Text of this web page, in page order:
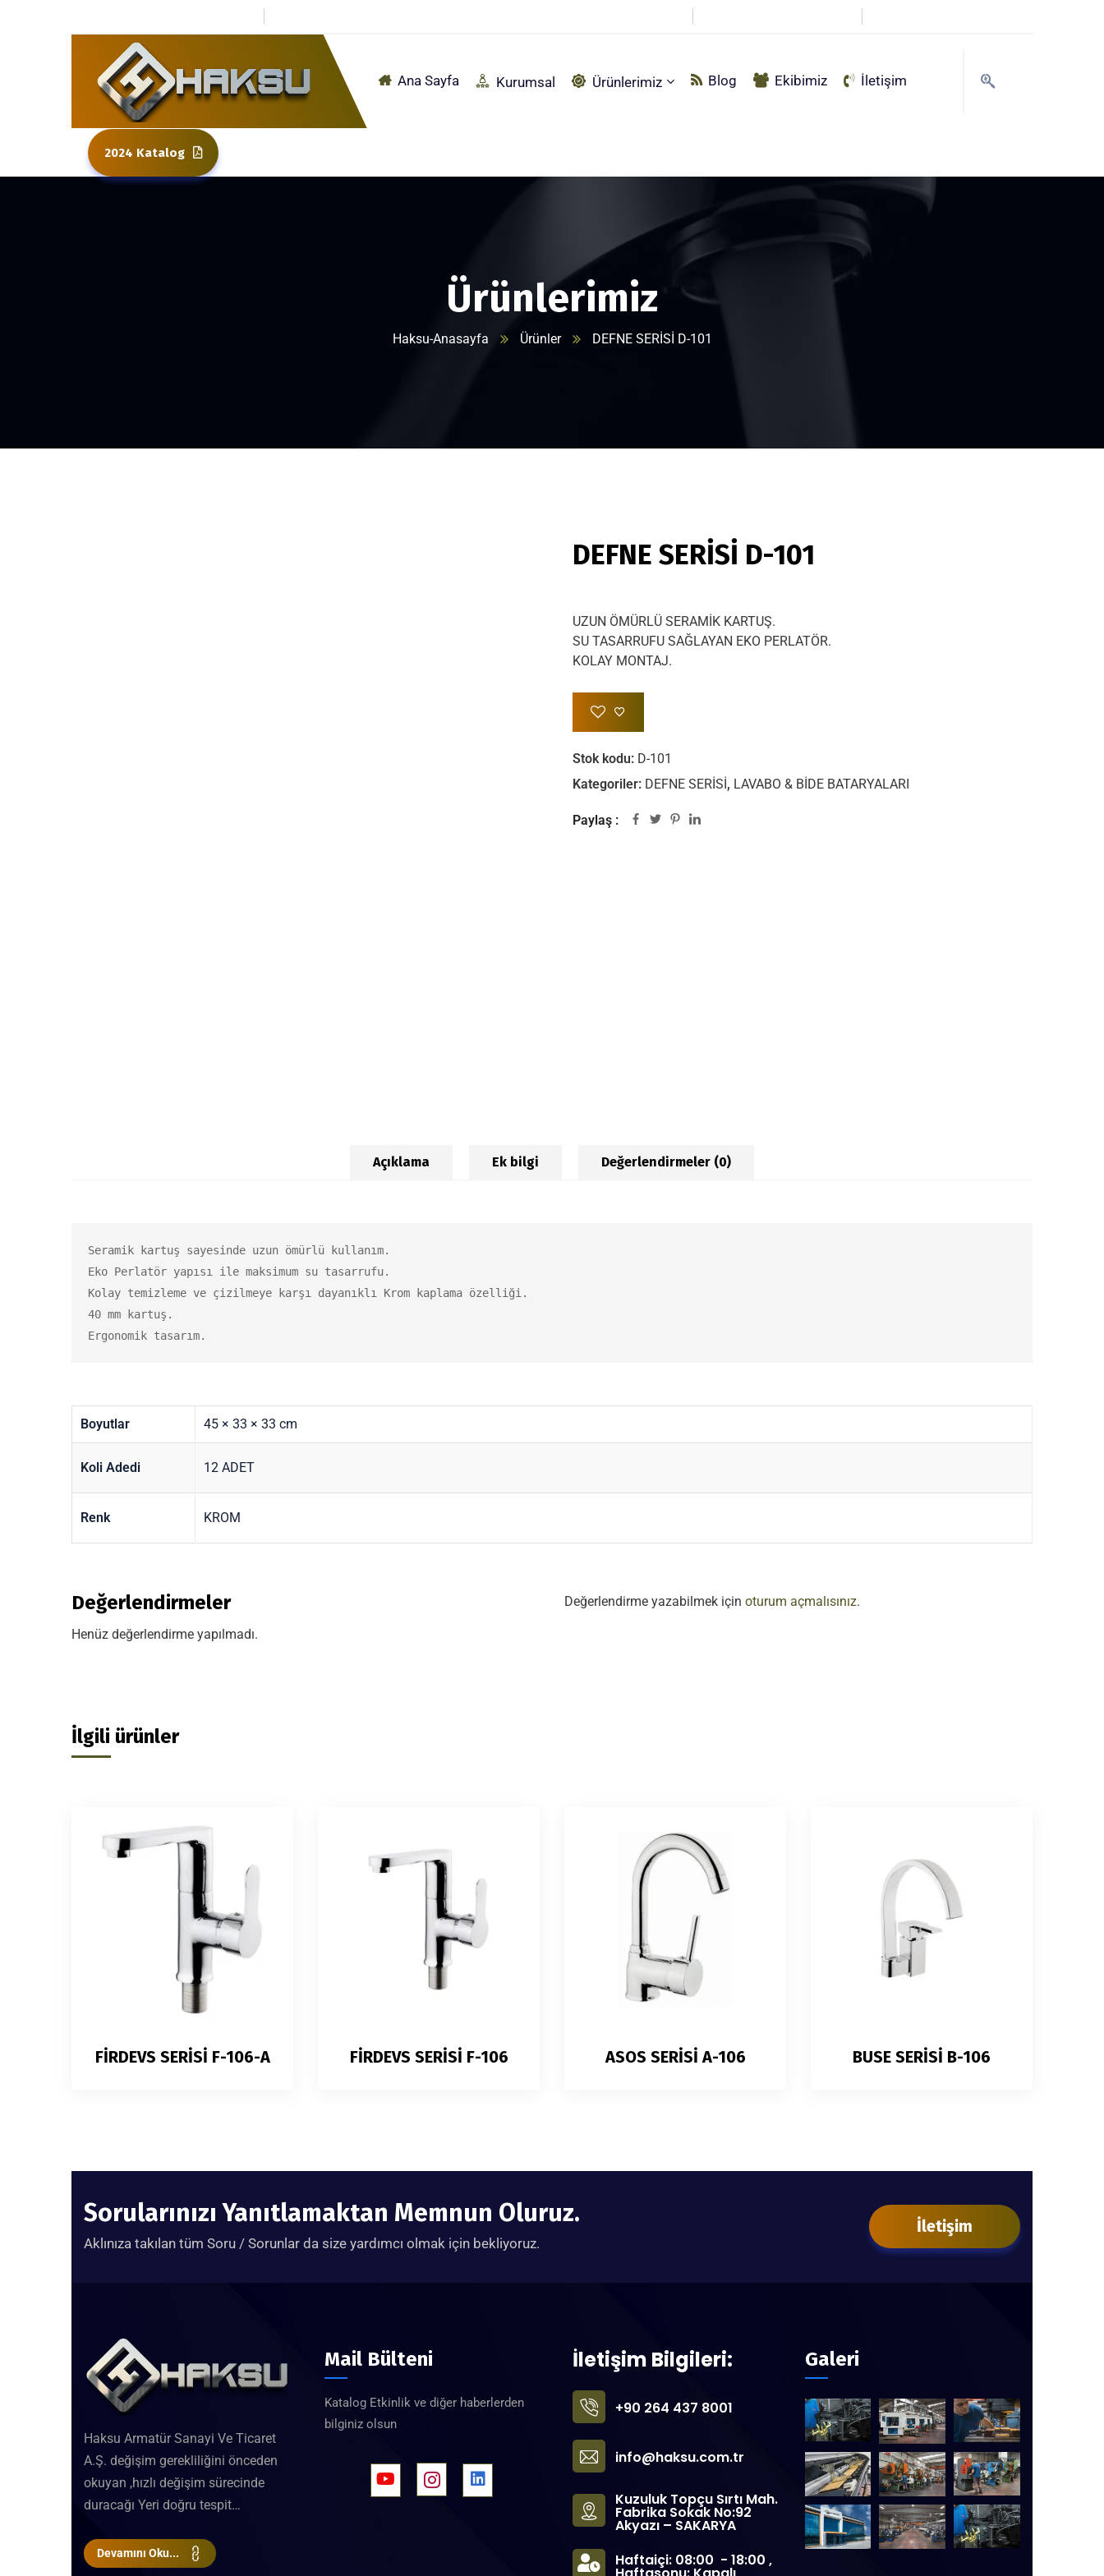
Ana Sayfa Kurumsal Ürünlerimiz Blog Ekibimiz İletişim
2024 Katalog
Ürünlerimiz
Haksu-Anasayfa Ürünler DEFNE SERİSİ D-101
DEFNE SERİSİ D-101
UZUN ÖMÜRLÜ SERAMİK KARTUŞ.
SU TASARRUFU SAĞLAYAN EKO PERLATÖR.
KOLAY MONTAJ.
Stok kodu: D-101
Kategoriler: DEFNE SERİSİ, LAVABO & BİDE BATARYALARI
Paylaş :
Açıklama Ek bilgi Değerlendirmeler (0)
Seramik kartuş sayesinde uzun ömürlü kullanım.
Eko Perlatör yapısı ile maksimum su tasarrufu.
Kolay temizleme ve çizilmeye karşı dayanıklı Krom kaplama özelliği.
40 mm kartuş.
Ergonomik tasarım.
Boyutlar 45 × 33 × 33 cm
Koli Adedi 12 ADET
Renk KROM
Değerlendirmeler
Henüz değerlendirme yapılmadı.
Değerlendirme yazabilmek için oturum açmalısınız.
İlgili ürünler
FİRDEVS SERİSİ F-106-A FİRDEVS SERİSİ F-106 ASOS SERİSİ A-106 BUSE SERİSİ B-106
Sorularınızı Yanıtlamaktan Memnun Oluruz.
Aklınıza takılan tüm Soru / Sorunlar da size yardımcı olmak için bekliyoruz.
İletişim
Haksu Armatür Sanayi Ve Ticaret
A.Ş. değişim gerekliliğini önceden
okuyan ,hızlı değişim sürecinde
duracağı Yeri doğru tespit…
Devamını Oku...
Mail Bülteni
Katalog Etkinlik ve diğer haberlerden
bilginiz olsun
İletişim Bilgileri:
+90 264 437 8001
info@haksu.com.tr
Kuzuluk Topçu Sırtı Mah.
Fabrika Sokak No:92
Akyazı – SAKARYA
Haftaiçi: 08:00 - 18:00 ,
Galeri